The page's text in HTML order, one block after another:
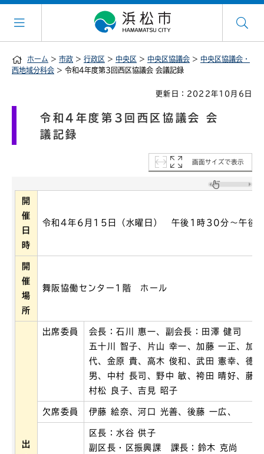
ホーム > 市政 > 行政区 > 中央区 > 中央区協議会 > 中央区協議会・
西地域分科会 > 令和4年度第3回西区協議会 会議記録
更新日：2022年10月6日
令和4年度第3回西区協議会 会
議記録
画面サイズで表示
開
催
日
時
令和4年6月15日（水曜日） 午後1時30分～午後
開
催
場
所
舞阪協働センター1階 ホール
出
出席委員
会長：石川 惠一、副会長：田澤 健司
五十川 智子、片山 幸一、加藤 一正、加
代、金原 貴、高木 俊和、武田 憲幸、德
男、中村 長司、野中 敏、袴田 晴好、藤
村松 良子、吉見 昭子
欠席委員 伊藤 絵奈、河口 光善、後藤 一広、
区長：水谷 供子
副区長・区振興課 課長：鈴木 克尚